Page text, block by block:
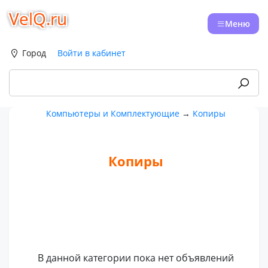
VelQ.ru Меню
Город Войти в кабинет
Компьютеры и Комплектующие → Копиры
Копиры
В данной категории пока нет объявлений